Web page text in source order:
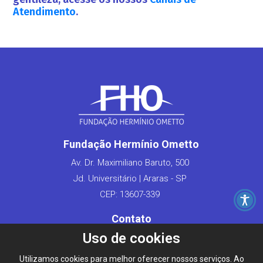
Atendimento.
Fundação Hermínio Ometto
Av. Dr. Maximiliano Baruto, 500
Jd. Universitário | Araras - SP
CEP: 13607-339
Contato
Fale Conosco
Converse pelo WhatsApp
Uso de cookies
Utilizamos cookies para melhor oferecer nossos serviços. Ao